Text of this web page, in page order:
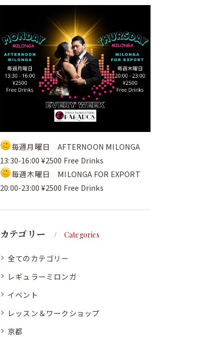
毎週月曜日 AFTERNOON MILONGA
13:30-16:00 ¥2500 Free Drinks
毎週木曜日 MILONGA FOR EXPORT
20:00-23:00 ¥2500 Free Drinks
カテゴリー Categories
全てのカテゴリー
レギュラーミロンガ
イベント
レッスン＆ワークショップ
京都